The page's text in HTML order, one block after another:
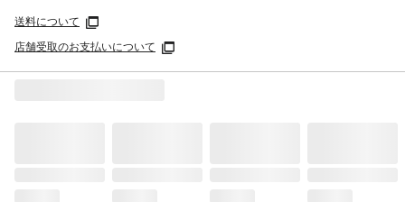
送料について
店舗受取のお支払いについて